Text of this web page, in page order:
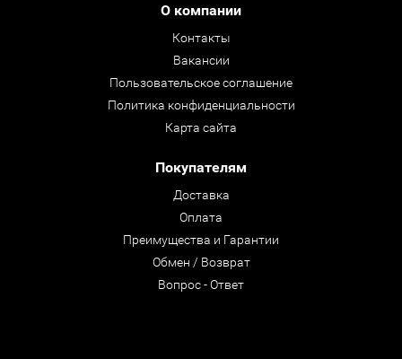
О компании
Контакты
Вакансии
Пользовательское соглашение
Политика конфиденциальности
Карта сайта
Покупателям
Доставка
Оплата
Преимущества и Гарантии
Обмен / Возврат
Вопрос - Ответ